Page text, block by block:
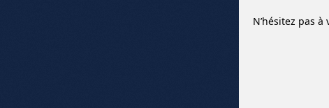
N’hésitez pas